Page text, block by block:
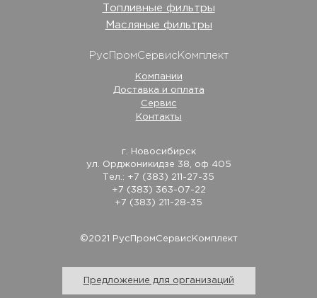
©2021 РусПромСервисКомплект
Предложение для организаций
Топливные фильтры
Масляные фильтры
РусПромСервисКомплект
Компании
Доставка и оплата
Сервис
Контакты
г. Новосибирск
ул. Орджоникидзе 38, оф 405
Тел.: +7 (383) 211-27-35
+7 (383) 363-07-22
+7 (383) 211-28-35